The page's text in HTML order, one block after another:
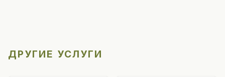
ДРУГИЕ УСЛУГИ